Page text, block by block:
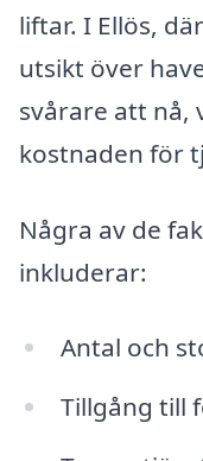
liftar. I Ellös,
utsikt över
svårare att nå,
kostnaden för
Några av de
inkluderar:
Antal och
Tillgång till